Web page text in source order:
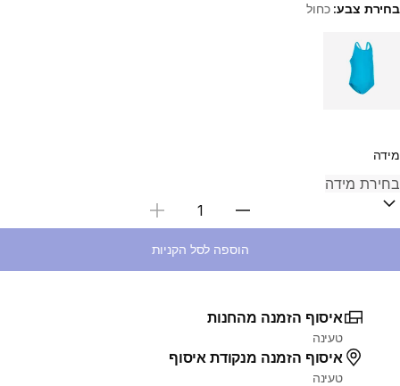
בחירת צבע:כחול
Choose a variant
מידה
בחירת כמות
הוספה לסל הקניות
איסוף הזמנה מהחנות
טעינה
איסוף הזמנה מנקודת איסוף
טעינה